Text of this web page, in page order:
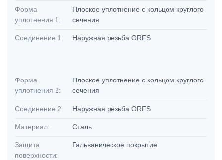
Форма
уплотнения 1:
Плоское уплотнение с кольцом круглого
сечения
Соединение 1: Наружная резьба ORFS
Форма
уплотнения 2:
Плоское уплотнение с кольцом круглого
сечения
Соединение 2: Наружная резьба ORFS
Материал: Сталь
Защита
поверхности:
Гальваническое покрытие